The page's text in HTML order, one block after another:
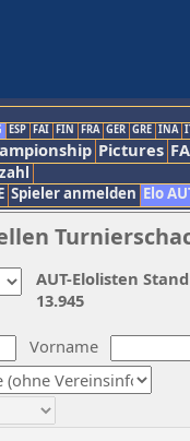
ESP FAI FIN FRA GER GRE INA
Pictures
Spieler anmelden Elo
Vorname
AUT-Elolisten
13.945